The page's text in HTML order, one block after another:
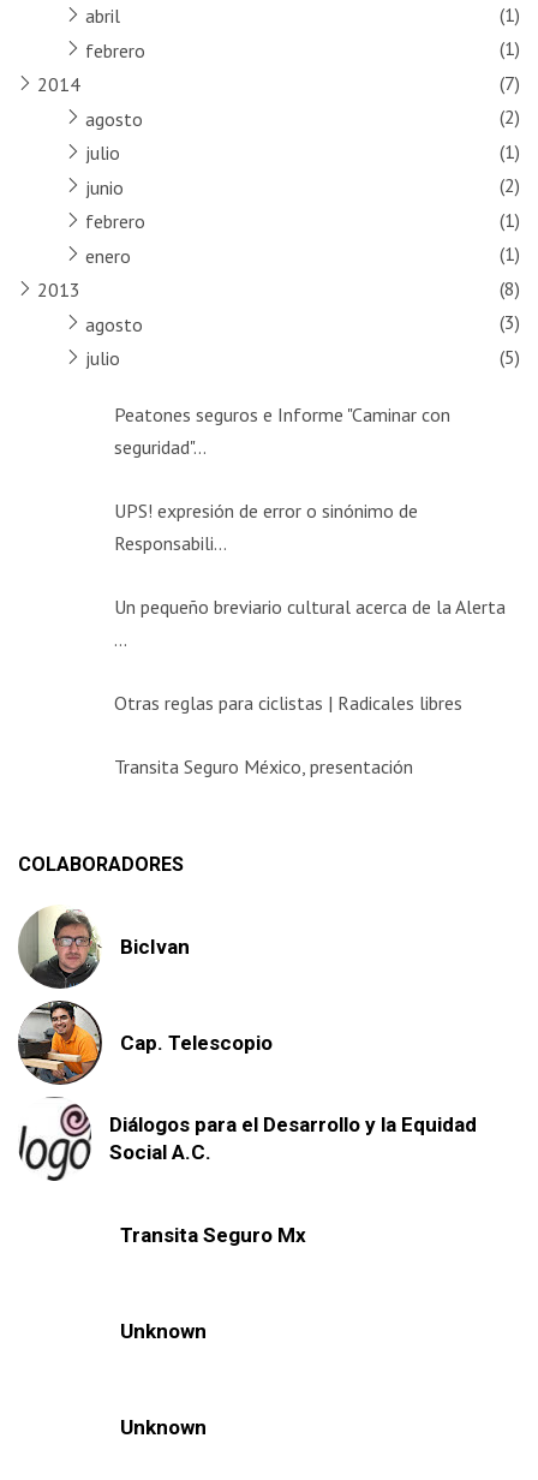
abril
(1)
febrero
(1)
2014
(7)
agosto
(2)
julio
(1)
junio
(2)
febrero
(1)
enero
(1)
2013
(8)
agosto
(3)
julio
(5)
Peatones seguros e Informe "Caminar con
seguridad"...
UPS! expresión de error o sinónimo de
Responsabili...
Un pequeño breviario cultural acerca de la Alerta
...
Otras reglas para ciclistas | Radicales libres
Transita Seguro México, presentación
COLABORADORES
BicIvan
Cap. Telescopio
Diálogos para el Desarrollo y la Equidad
Social A.C.
Transita Seguro Mx
Unknown
Unknown